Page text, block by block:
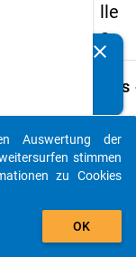
lle
2
Details
index
clear
auto_stories
add_shopping_cart
Auswertung der
stimmen
zu Cookies
OK